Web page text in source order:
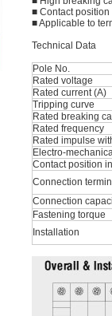
■ Contact
■ Applicable to
Technical Data
Pole No.
Rated voltage
Rated current (A)
Tripping curve
Rated breaking
Rated frequency
Rated impulse
Electro-
Contact position
Connection
Connection
Fastening torque
Installation